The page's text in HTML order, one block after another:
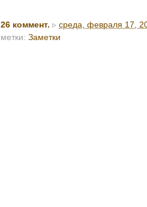
26 коммент. ▹ среда, февраля 17,
метки: Заметки